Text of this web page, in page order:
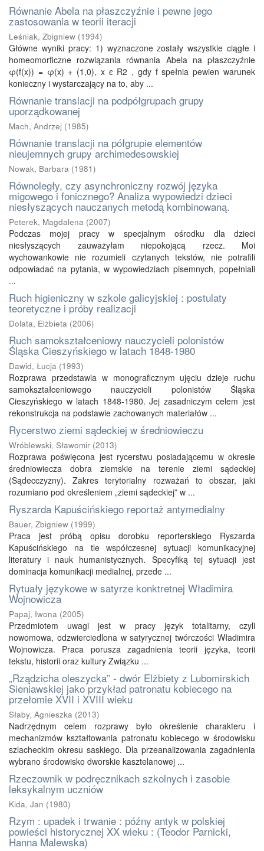
Równanie Abela na płaszczyźnie i pewne jego
zastosowania w teorii iteracji
Leśniak, Zbigniew (1994)
Główne wyniki pracy: 1) wyznaczone zostały wszystkie ciągłe i
homeomorficzne rozwiązania równania Abela na płaszczyźnie
φ(f(x)) = φ(x) + (1,0), x ϵ R2 , gdy f spełnia pewien warunek
konieczny i wystarczający na to, aby ...
Równanie translacji na podpółgrupach grupy
uporządkowanej
Mach, Andrzej (1985)
Równanie translacji na półgrupie elementów
nieujemnych grupy archimedesowskiej
Nowak, Barbara (1981)
Równoległy, czy asynchroniczny rozwój języka
migowego i fonicznego? Analiza wypowiedzi dzieci
niesłyszących nauczanych metodą kombinowaną.
Peterek, Magdalena (2007)
Podczas mojej pracy w specjalnym ośrodku dla dzieci
niesłyszących zauważyłam niepokojącą rzecz. Moi
wychowankowie nie rozumieli czytanych tekstów, nie potrafili
odpowiadać na pytania, w wypowiedziach pisemnych, popełniali
...
Ruch higieniczny w szkole galicyjskiej : postulaty
teoretyczne i próby realizacji
Dolata, Elżbieta (2006)
Ruch samokształceniowy nauczycieli polonistów
Śląska Cieszyńskiego w latach 1848-1980
Dawid, Łucja (1993)
Rozprawa przedstawia w monograficznym ujęciu dzieje ruchu
samokształceniowego nauczycieli polonistów Śląska
Cieszyńskiego w latach 1848-1980. Jej zasadniczym celem jest
rekonstrukcja na podstawie zachowanych materiałów ...
Rycerstwo ziemi sądeckiej w średniowieczu
Wróblewski, Sławomir (2013)
Rozprawa poświęcona jest rycerstwu posiadającemu w okresie
średniowiecza dobra ziemskie na terenie ziemi sądeckiej
(Sądecczyzny). Zakres terytorialny rozważań to obszar, jaki
rozumiano pod określeniem „ziemi sądeckiej” w ...
Ryszarda Kapuścińskiego reportaż antymedialny
Bauer, Zbigniew (1999)
Praca jest próbą opisu dorobku reporterskiego Ryszarda
Kapuścińskiego na tle współczesnej sytuacji komunikacyjnej
literatury i nauk humanistycznych. Specyfiką tej sytuacji jest
dominacja komunikacji medialnej, przede ...
Rytuały językowe w satyrze konktretnej Władimira
Wojnowicza
Papaj, Iwona (2005)
Przedmiotem uwagi jest w pracy język totalitarny, czyli
nowomowa, odzwierciedlona w satyrycznej twórczości Władimira
Wojnowicza. Praca porusza zagadnienia teorii języka, teorii
tekstu, historii oraz kultury Związku ...
„Rządzicha oleszycka” - dwór Elżbiety z Lubomirskich
Sieniawskiej jako przykład patronatu kobiecego na
przełomie XVII i XVIII wieku
Słaby, Agnieszka (2013)
Nadrzędnym celem rozprawy było określenie charakteru i
mechanizmów kształtowania patronatu kobiecego w środowisku
szlacheckim okresu saskiego. Dla przeanalizowania zagadnienia
wybrano środowisko dworskie kasztelanowej ...
Rzeczownik w podręcznikach szkolnych i zasobie
leksykalnym uczniów
Kida, Jan (1980)
Rzym : upadek i trwanie : późny antyk w polskiej
powieści historycznej XX wieku : (Teodor Parnicki,
Hanna Malewska)